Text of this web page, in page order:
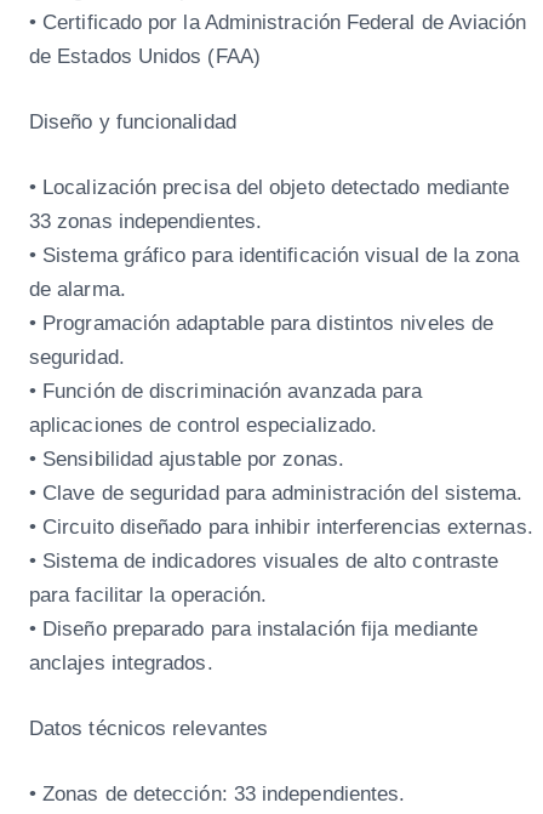
• Certificado por la Administración Federal de Aviación
de Estados Unidos (FAA)
Diseño y funcionalidad
• Localización precisa del objeto detectado mediante
33 zonas independientes.
• Sistema gráfico para identificación visual de la zona
de alarma.
• Programación adaptable para distintos niveles de
seguridad.
• Función de discriminación avanzada para
aplicaciones de control especializado.
• Sensibilidad ajustable por zonas.
• Clave de seguridad para administración del sistema.
• Circuito diseñado para inhibir interferencias externas.
• Sistema de indicadores visuales de alto contraste
para facilitar la operación.
• Diseño preparado para instalación fija mediante
anclajes integrados.
Datos técnicos relevantes
• Zonas de detección: 33 independientes.